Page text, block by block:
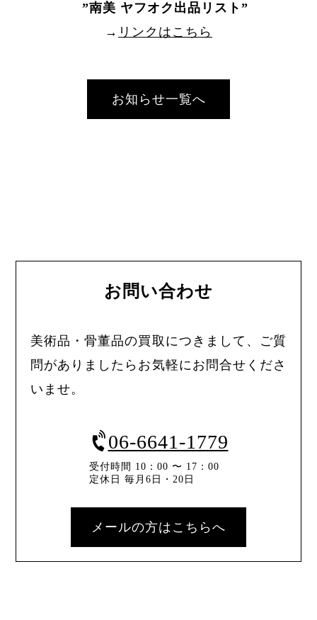
”南美 ヤフオク出品リスト ”
→ リンクはこちら
お知らせ一覧へ
お問い合わせ
美術品・骨董品の買取につきまして、ご質
問がありましたらお気軽にお問合せくださ
いませ。
06-6641-1779
受付時間 10：00 〜 17：00
定休日 毎月6日・20日
メールの方はこちらへ